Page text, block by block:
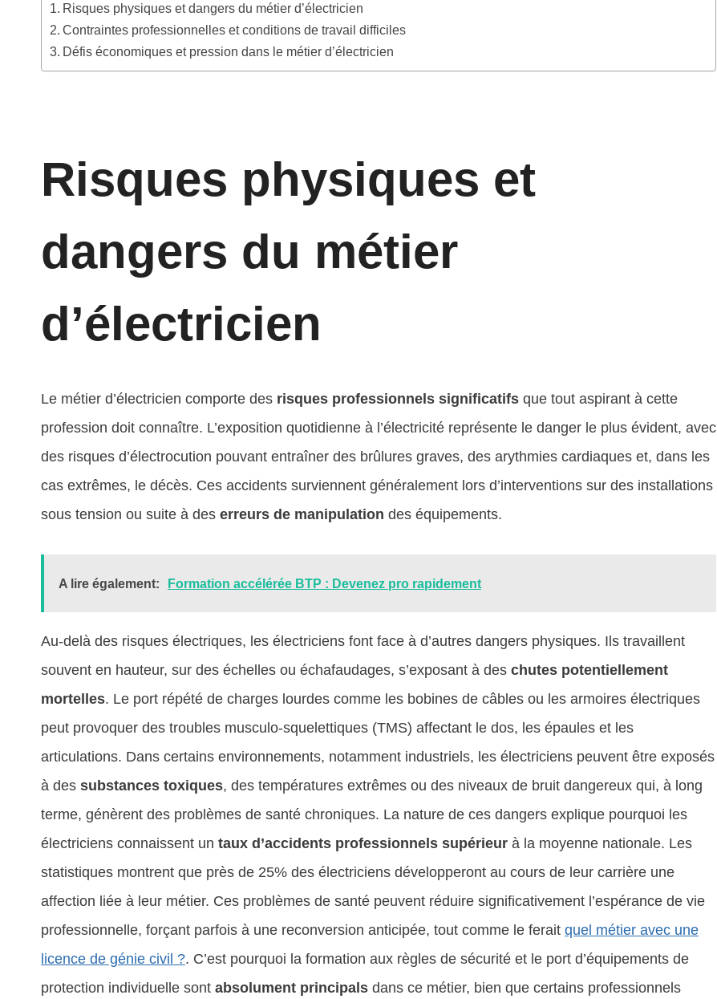
Risques physiques et dangers du métier d’électricien
Contraintes professionnelles et conditions de travail difficiles
Défis économiques et pression dans le métier d’électricien
Risques physiques et
dangers du métier
d’électricien
Le métier d’électricien comporte des risques professionnels significatifs que tout aspirant à cette
profession doit connaître. L’exposition quotidienne à l’électricité représente le danger le plus évident, avec
des risques d’électrocution pouvant entraîner des brûlures graves, des arythmies cardiaques et, dans les
cas extrêmes, le décès. Ces accidents surviennent généralement lors d’interventions sur des installations
sous tension ou suite à des erreurs de manipulation des équipements.
A lire également: Formation accélérée BTP : Devenez pro rapidement
Au-delà des risques électriques, les électriciens font face à d’autres dangers physiques. Ils travaillent
souvent en hauteur, sur des échelles ou échafaudages, s’exposant à des chutes potentiellement
mortelles. Le port répété de charges lourdes comme les bobines de câbles ou les armoires électriques
peut provoquer des troubles musculo-squelettiques (TMS) affectant le dos, les épaules et les
articulations. Dans certains environnements, notamment industriels, les électriciens peuvent être exposés
à des substances toxiques, des températures extrêmes ou des niveaux de bruit dangereux qui, à long
terme, génèrent des problèmes de santé chroniques. La nature de ces dangers explique pourquoi les
électriciens connaissent un taux d’accidents professionnels supérieur à la moyenne nationale. Les
statistiques montrent que près de 25% des électriciens développeront au cours de leur carrière une
affection liée à leur métier. Ces problèmes de santé peuvent réduire significativement l’espérance de vie
professionnelle, forçant parfois à une reconversion anticipée, tout comme le ferait quel métier avec une
licence de génie civil ?. C’est pourquoi la formation aux règles de sécurité et le port d’équipements de
protection individuelle sont absolument principals dans ce métier, bien que certains professionnels